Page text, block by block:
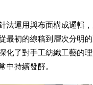
法運用與布面構成邏輯
最初的線稿到層次分明
化了對手工紡織工藝的
中持續發酵。